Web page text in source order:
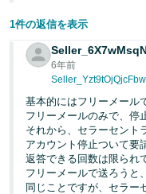
1件の返信を表示
6年前
基本的にはフリーメール
フリーメールのみで、停
それから、セラーセント
アカウント停止ついて要
返答できる回数は限られ
フリーメールで送ろうと
同じことですが、セラー